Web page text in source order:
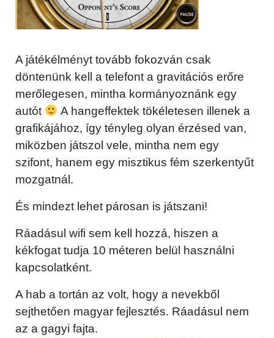
A játékélményt tovább fokozván csak
döntenünk kell a telefont a gravitációs erőre
merőlegesen, mintha kormányoznánk egy
autót
A hangeffektek tökéletesen illenek a
grafikájához, így tényleg olyan érzésed van,
miközben játszol vele, mintha nem egy
szifont, hanem egy misztikus fém szerkentyűt
mozgatnál.
És mindezt lehet párosan is játszani!
Ráadásul wifi sem kell hozzá, hiszen a
kékfogat tudja 10 méteren belül használni
kapcsolatként.
A hab a tortán az volt, hogy a nevekből
sejthetően magyar fejlesztés. Ráadásul nem
az a gagyi fajta.